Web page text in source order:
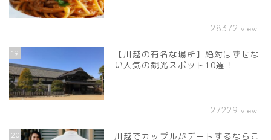
28372 view
19
【川越の有名な場所】絶対はずせな
い人気の観光スポット10選！
27229 view
20
川越でカップルがデートするならこ